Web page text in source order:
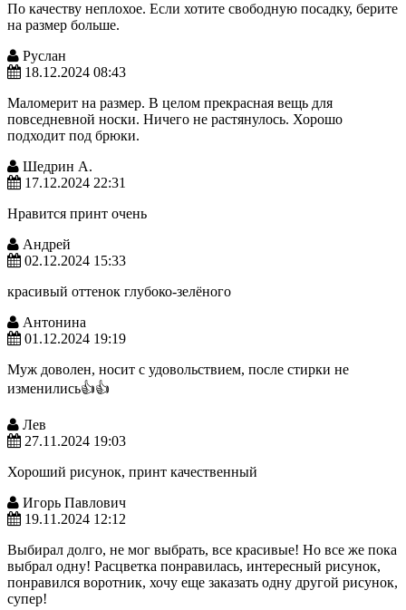
По качеству неплохое. Если хотите свободную посадку, берите
на размер больше.
Руслан
18.12.2024 08:43
Маломерит на размер. В целом прекрасная вещь для
повседневной носки. Ничего не растянулось. Хорошо
подходит под брюки.
Шедрин А.
17.12.2024 22:31
Нравится принт очень
Андрей
02.12.2024 15:33
красивый оттенок глубоко-зелёного
Антонина
01.12.2024 19:19
Муж доволен, носит с удовольствием, после стирки не
изменились👍👍
Лев
27.11.2024 19:03
Хороший рисунок, принт качественный
Игорь Павлович
19.11.2024 12:12
Выбирал долго, не мог выбрать, все красивые! Но все же пока
выбрал одну! Расцветка понравилась, интересный рисунок,
понравился воротник, хочу еще заказать одну другой рисунок,
супер!